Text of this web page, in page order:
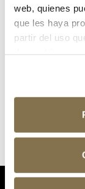
web, quienes
que les haya
partir del uso